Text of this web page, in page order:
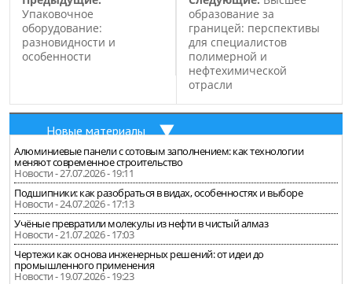
Упаковочное
оборудование:
разновидности и
особенности
образование за
границей: перспективы
для специалистов
полимерной и
нефтехимической
отрасли
Новые материалы
Алюминиевые панели с сотовым заполнением: как технологии
меняют современное строительство
Новости - 27.07.2026 - 19:11
Подшипники: как разобраться в видах, особенностях и выборе
Новости - 24.07.2026 - 17:13
Учёные превратили молекулы из нефти в чистый алмаз
Новости - 21.07.2026 - 17:03
Чертежи как основа инженерных решений: от идеи до
промышленного применения
Новости - 19.07.2026 - 19:23